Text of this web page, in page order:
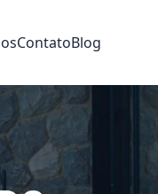
ContatoBlog